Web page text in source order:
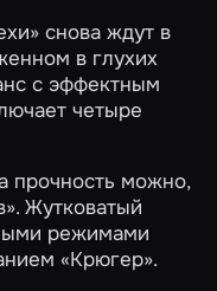
снова ждут в
в глухих
с эффектным
четыре
прочность можно,
. Жутковатый
режимами
«Крюгер».